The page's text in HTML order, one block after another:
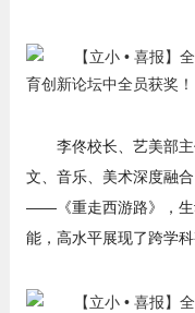
李佟校长、艺美部
文、音乐、美术深度融
——《重走西游路》，生
能，高水平展现了跨学